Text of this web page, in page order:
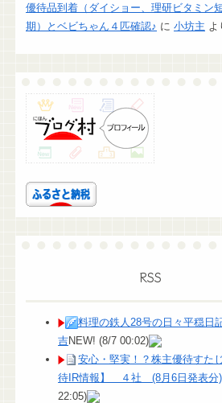
優待品到着（ダイショー、理研ビタミン
期）とベビちゃん４匹確認♪ に 小坊主 よ
RSS
料理の鉄人28号の日々平穏日
吉NEW! (8/7 00:02)
安心・堅実！？株主優待すた
待IR情報】 ４社 (8月6日発表分)
22:05)